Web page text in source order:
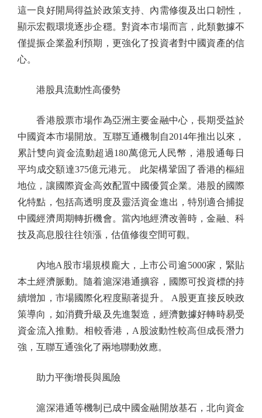
這一良好開局得益於政策支持、內需修復及出口韌性，
顯示宏觀環境逐步企穩。對資本市場而言，此類數據不
僅提振企業盈利預期，更強化了投資者對中國資產的信
心。
港股具流動性高優勢
香港股票市場作為亞洲主要金融中心，長期受益於
中國資本市場開放。互聯互通機制自2014年推出以來，
累計雙向資金流動超過180萬億元人民幣，港股通每日
平均成交額達375億元港元。 此架構鞏固了香港的樞紐
地位，讓國際資金高效配置中國優質企業。港股的國際
化特點，包括高透明度及靈活資金進出，特別適合捕捉
中國經濟周期轉折機會。當內地經濟改善時，金融、科
技及高息股往往領漲，估值修復空間可觀。
內地A股市場規模龐大，上市公司逾5000家，緊貼
本土經濟脈動。隨着滬深港通擴容，國際可投資標的持
續增加，市場國際化程度顯著提升。 A股更直接反映政
策導向，如消費升級及先進製造，經濟數據好轉時易受
資金流入推動。相較香港，A股波動性較高但成長潛力
強，互聯互通強化了兩地聯動效應。
助力平衡增長與風險
滬深港通等機制已成中國金融開放基石，北向資金